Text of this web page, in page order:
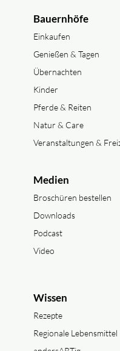
Bauernhöfe
Einkaufen
Genießen & Tagen
Übernachten
Kinder
Pferde & Reiten
Natur & Care
Veranstaltungen &
Medien
Broschüren bestellen
Downloads
Podcast
Video
Wissen
Rezepte
Regionale Lebensmittel